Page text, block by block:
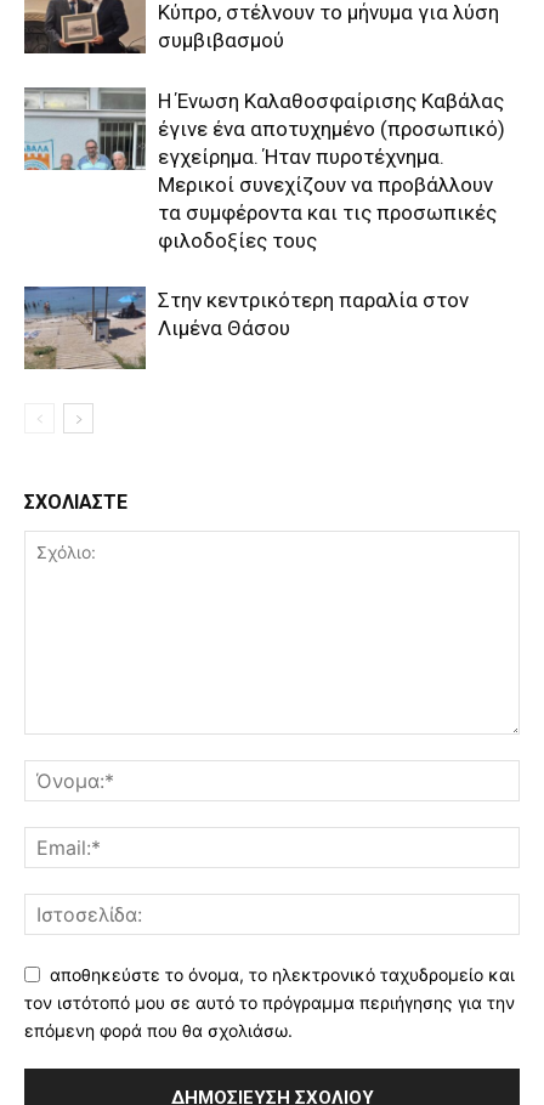
Κύπρο, στέλνουν το μήνυμα για λύση
συμβιβασμού
Η Ένωση Καλαθοσφαίρισης Καβάλας
έγινε ένα αποτυχημένο (προσωπικό)
εγχείρημα. Ήταν πυροτέχνημα.
Μερικοί συνεχίζουν να προβάλλουν
τα συμφέροντα και τις προσωπικές
φιλοδοξίες τους
Στην κεντρικότερη παραλία στον
Λιμένα Θάσου
ΣΧΟΛΙΑΣΤΕ
αποθηκεύστε το όνομα, το ηλεκτρονικό ταχυδρομείο και
τον ιστότοπό μου σε αυτό το πρόγραμμα περιήγησης για την
επόμενη φορά που θα σχολιάσω.